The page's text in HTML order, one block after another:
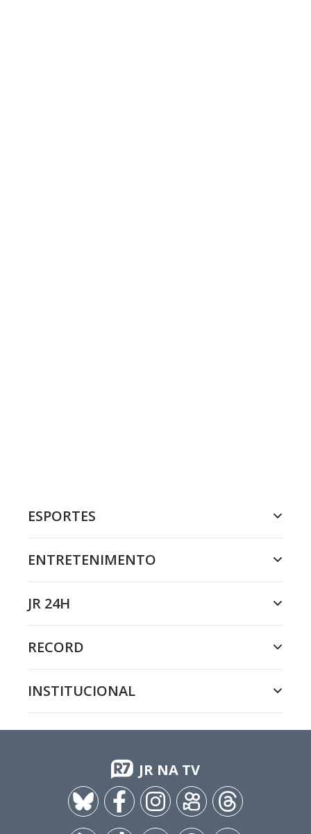
ESPORTES
ENTRETENIMENTO
JR 24H
RECORD
INSTITUCIONAL
JR NA TV